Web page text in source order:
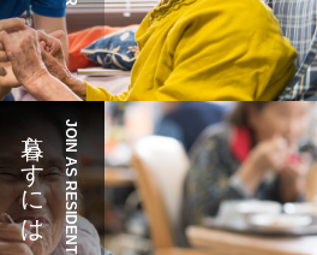
JOIN AS RESIDENT
暮らすには